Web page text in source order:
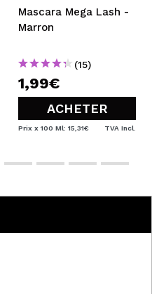
Mascara Mega Lash -
Marron
(15)
1,99€
ACHETER
Prix x 100 Ml: 15,31€ TVA Incl.